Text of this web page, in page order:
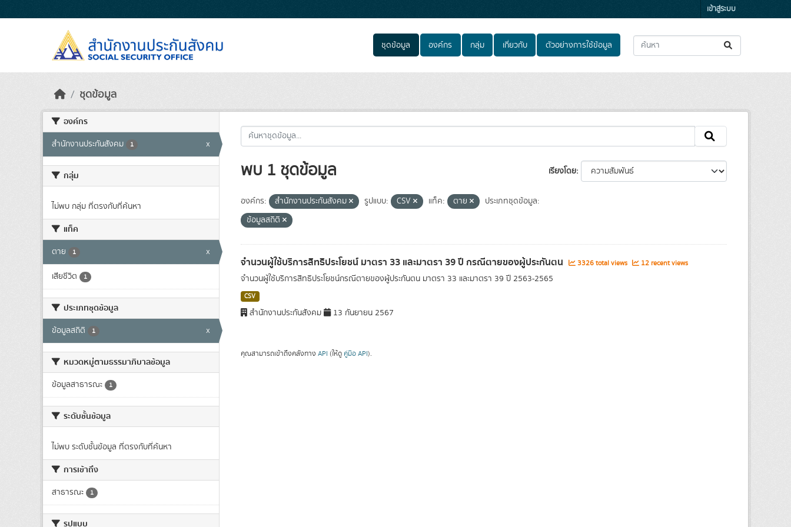
เข้าสู่ระบบ
ชุดข้อมูล องค์กร กลุ่ม เกี่ยวกับ ตัวอย่างการใช้ข้อมูล
ชุดข้อมูล
องค์กร
สำนักงานประกันสังคม 1 x
กลุ่ม
ไม่พบ กลุ่ม ที่ตรงกับที่ค้นหา
แท็ค
ตาย 1 x
เสียชีวิต 1
ประเภทชุดข้อมูล
ข้อมูลสถิติ 1 x
หมวดหมู่ตามธรรมาภิบาลข้อมูล
ข้อมูลสาธารณะ 1
ระดับชั้นข้อมูล
ไม่พบ ระดับชั้นข้อมูล ที่ตรงกับที่ค้นหา
การเข้าถึง
สาธารณะ 1
รูปแบบ
เรียงโดย
พบ 1 ชุดข้อมูล
องค์กร: สำนักงานประกันสังคม รูปแบบ: CSV แท็ค: ตาย
ประเภทชุดข้อมูล:
ข้อมูลสถิติ
จำนวนผู้ใช้บริการสิทธิประโยชน์ มาตรา 33 และมาตรา 39 ปี กรณีตายของผู้ประกันตน 3326 total views 12 recent views
จำนวนผู้ใช้บริการสิทธิประโยชน์กรณีตายของผู้ประกันตน มาตรา 33 และมาตรา 39 ปี 2563-2565
CSV
สำนักงานประกันสังคม 13 กันยายน 2567
คุณสามารถเข้าถึงคลังทาง API (ให้ดู คู่มือ API).